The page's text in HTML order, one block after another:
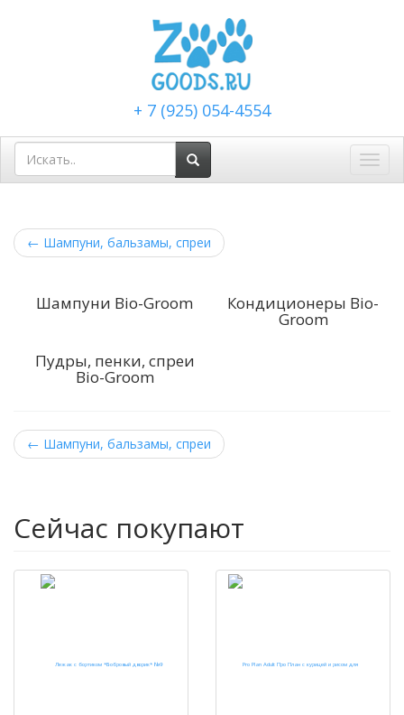
+ 7 (925) 054-4554
← Шампуни, бальзамы, спреи
Шампуни Bio-Groom Кондиционеры Bio-
Groom
Пудры, пенки, спреи
Bio-Groom
← Шампуни, бальзамы, спреи
Сейчас покупают